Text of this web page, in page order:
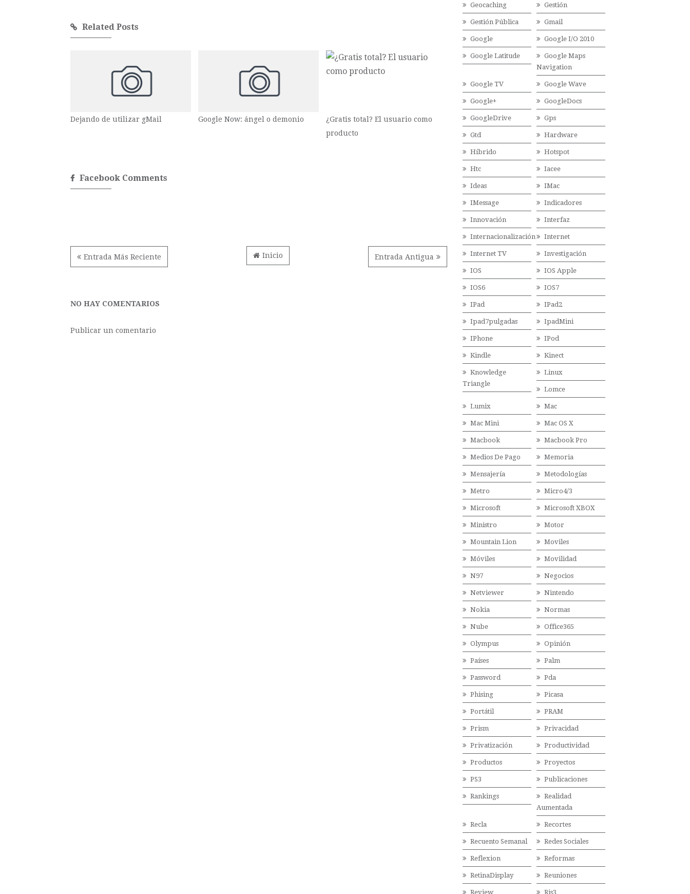
Related Posts
Dejando de utilizar gMail Google Now: ángel o demonio
¿Gratis total? El usuario como
producto
Facebook Comments
Entrada Más Reciente Entrada Antigua
Inicio
NO HAY COMENTARIOS
Publicar un comentario
Geocaching Gestión
Gestión Pública Gmail
Google Google I/O 2010
Google Latitude
Google Maps
Navigation
Google TV Google Wave
Google+ GoogleDocs
GoogleDrive Gps
Gtd Hardware
Híbrido Hotspot
Htc Iacee
Ideas IMac
IMessage Indicadores
Innovación Interfaz
Internacionalización Internet
Internet TV Investigación
IOS IOS Apple
IOS6 IOS7
IPad IPad2
Ipad7pulgadas IpadMini
IPhone IPod
Kindle Kinect
Knowledge
Triangle
Linux
Lomce
Lumix Mac
Mac Mini Mac OS X
Macbook Macbook Pro
Medios De Pago Memoria
Mensajería Metodologías
Metro Micro4/3
Microsoft Microsoft XBOX
Ministro Motor
Mountain Lion Moviles
Móviles Movilidad
N97 Negocios
Netviewer Nintendo
Nokia Normas
Nube Office365
Olympus Opinión
Países Palm
Password Pda
Phising Picasa
Portátil PRAM
Prism Privacidad
Privatización Productividad
Productos Proyectos
PS3 Publicaciones
Rankings
Realidad
Aumentada
Recla Recortes
Recuento Semanal Redes Sociales
Reflexion Reformas
RetinaDisplay Reuniones
Review Ris3